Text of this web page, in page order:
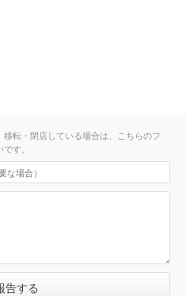
転・閉店している場合は、こちらのフ
す。